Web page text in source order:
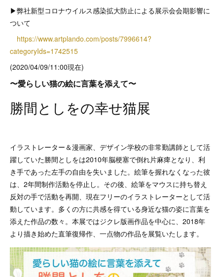
▶︎弊社新型コロナウイルス感染拡大防止による展示会会期影響に
ついて
https://www.artplando.com/posts/7996614?
categoryIds=1742515
(2020/04/09/11:00現在)
〜愛らしい猫の絵に言葉を添えて〜
勝間としをの幸せ猫展
イラストレーター＆漫画家、デザイン学校の非常勤講師として活
躍していた勝間としをは2010年脳梗塞で倒れ片麻痺となり、利
き手であった左手の自由を失いました。絵筆を握れなくなった彼
は、2年間制作活動を停止し。その後、絵筆をマウスに持ち替え
反対の手で活動を再開、現在フリーのイラストレーターとして活
動しています。多くの方に共感を得ている身近な猫の姿に言葉を
添えた作品の数々。本展ではジクレ版画作品を中心に、2018年
より描き始めた直筆復帰作、一点物の作品を展覧いたします。